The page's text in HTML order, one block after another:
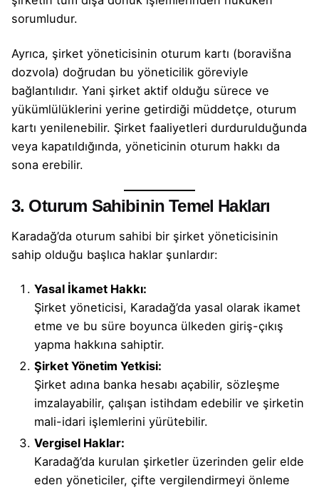
sorumludur.
Ayrıca, şirket yöneticisinin oturum kartı (boravišna
dozvola) doğrudan bu yöneticilik göreviyle
bağlantılıdır. Yani şirket aktif olduğu sürece ve
yükümlülüklerini yerine getirdiği müddetçe, oturum
kartı yenilenebilir. Şirket faaliyetleri durdurulduğunda
veya kapatıldığında, yöneticinin oturum hakkı da
sona erebilir.
3. Oturum Sahibinin Temel Hakları
Karadağ’da oturum sahibi bir şirket yöneticisinin
sahip olduğu başlıca haklar şunlardır:
Yasal İkamet Hakkı:
Şirket yöneticisi, Karadağ’da yasal olarak ikamet
etme ve bu süre boyunca ülkeden giriş-çıkış
yapma hakkına sahiptir.
Şirket Yönetim Yetkisi:
Şirket adına banka hesabı açabilir, sözleşme
imzalayabilir, çalışan istihdam edebilir ve şirketin
mali-idari işlemlerini yürütebilir.
Vergisel Haklar:
Karadağ’da kurulan şirketler üzerinden gelir elde
eden yöneticiler, çifte vergilendirmeyi önleme